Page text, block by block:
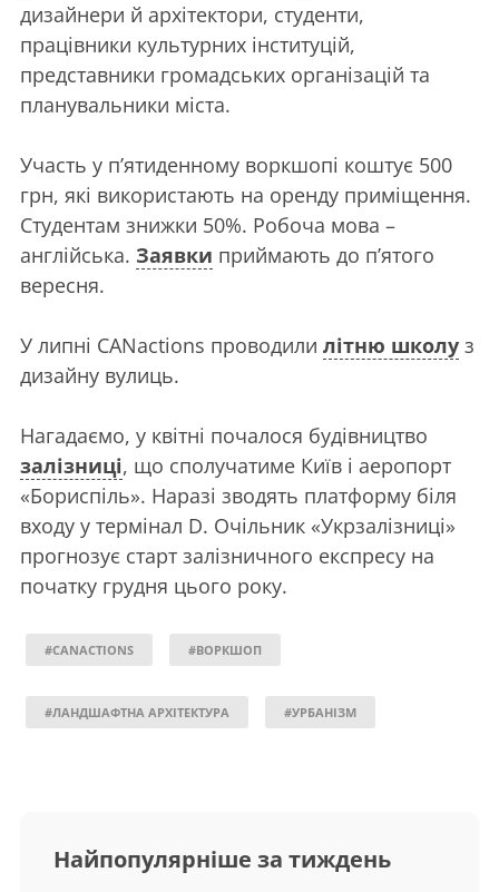
дизайнери й архітектори, студенти,
працівники культурних інституцій,
представники громадських організацій та
планувальники міста.
Участь у п’ятиденному воркшопі коштує 500
грн, які використають на оренду приміщення.
Студентам знижки 50%. Робоча мова –
англійська. Заявки приймають до п’ятого
вересня.
У липні CANactions проводили літню школу з
дизайну вулиць.
Нагадаємо, у квітні почалося будівництво
залізниці, що сполучатиме Київ і аеропорт
«Бориспіль». Наразі зводять платформу біля
входу у термінал D. Очільник «Укрзалізниці»
прогнозує старт залізничного експресу на
початку грудня цього року.
#CANACTIONS #ВОРКШОП
#ЛАНДШАФТНА АРХІТЕКТУРА #УРБАНІЗМ
Найпопулярніше за тиждень